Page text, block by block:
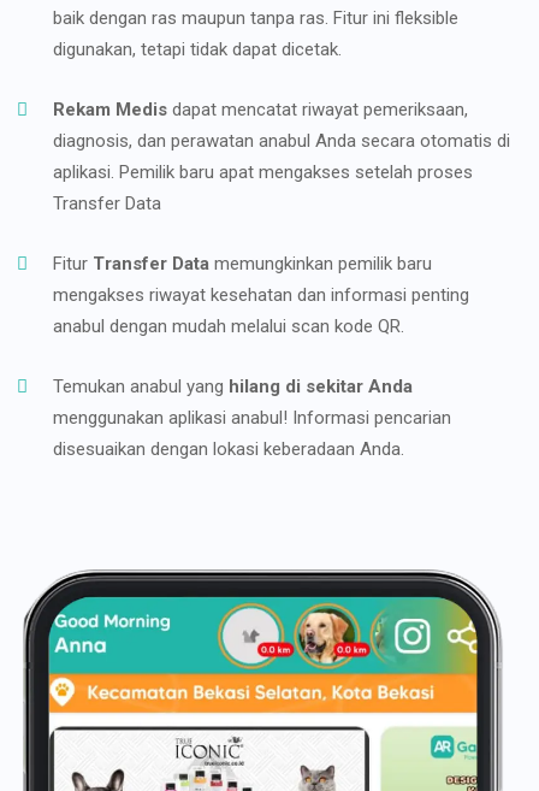
baik dengan ras maupun tanpa ras. Fitur ini fleksible
digunakan, tetapi tidak dapat dicetak.
Rekam Medis dapat mencatat riwayat pemeriksaan,
diagnosis, dan perawatan anabul Anda secara otomatis di
aplikasi. Pemilik baru apat mengakses setelah proses
Transfer Data
Fitur Transfer Data memungkinkan pemilik baru
mengakses riwayat kesehatan dan informasi penting
anabul dengan mudah melalui scan kode QR.
Temukan anabul yang hilang di sekitar Anda
menggunakan aplikasi anabul! Informasi pencarian
disesuaikan dengan lokasi keberadaan Anda.